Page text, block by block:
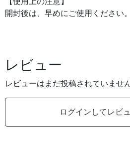
【使用上の注意】
開封後は、早めにご使用ください。
レビュー
レビューはまだ投稿されていませ
ログインしてレビ